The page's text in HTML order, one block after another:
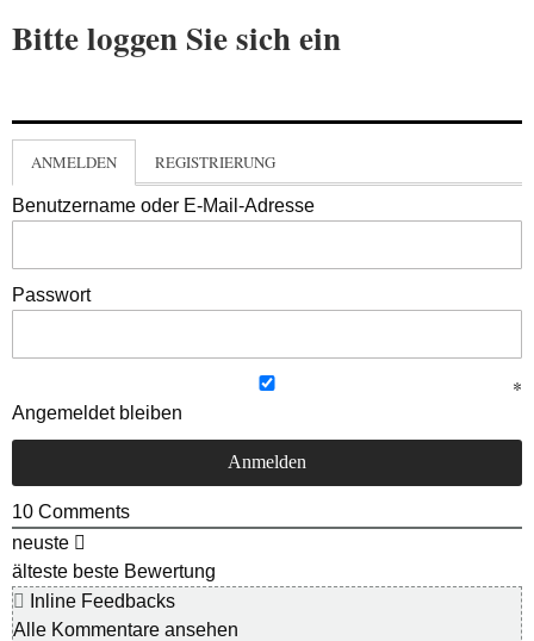
Bitte loggen Sie sich ein
ANMELDEN REGISTRIERUNG
Benutzername oder E-Mail-Adresse
Passwort
Angemeldet bleiben
10 Comments
neuste
älteste beste Bewertung
Inline Feedbacks
Alle Kommentare ansehen